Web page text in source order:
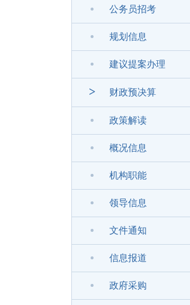
公务员招考
规划信息
建议提案办理
> 财政预决算
政策解读
概况信息
机构职能
领导信息
文件通知
信息报道
政府采购